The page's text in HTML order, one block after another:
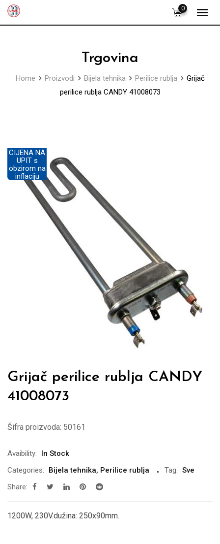
Skip
0
Trgovina
Home Proizvodi Bijela tehnika Perilice rublja
Grijač
perilice rublja CANDY 41008073
CIJENA NA
UPIT s
obzirom na
inflaciju
Grijač perilice rublja CANDY
41008073
Šifra proizvoda: 50161
Avaibility:
In Stock
Categories:
Bijela tehnika, Perilice rublja Tag: Sve
Share:
1200W, 230V.dužina: 250x90mm.